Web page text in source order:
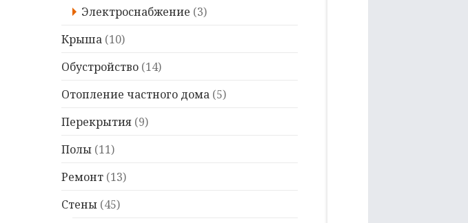
Электроснабжение (3)
Крыша (10)
Обустройство (14)
Отопление частного дома (5)
Перекрытия (9)
Полы (11)
Ремонт (13)
Стены (45)